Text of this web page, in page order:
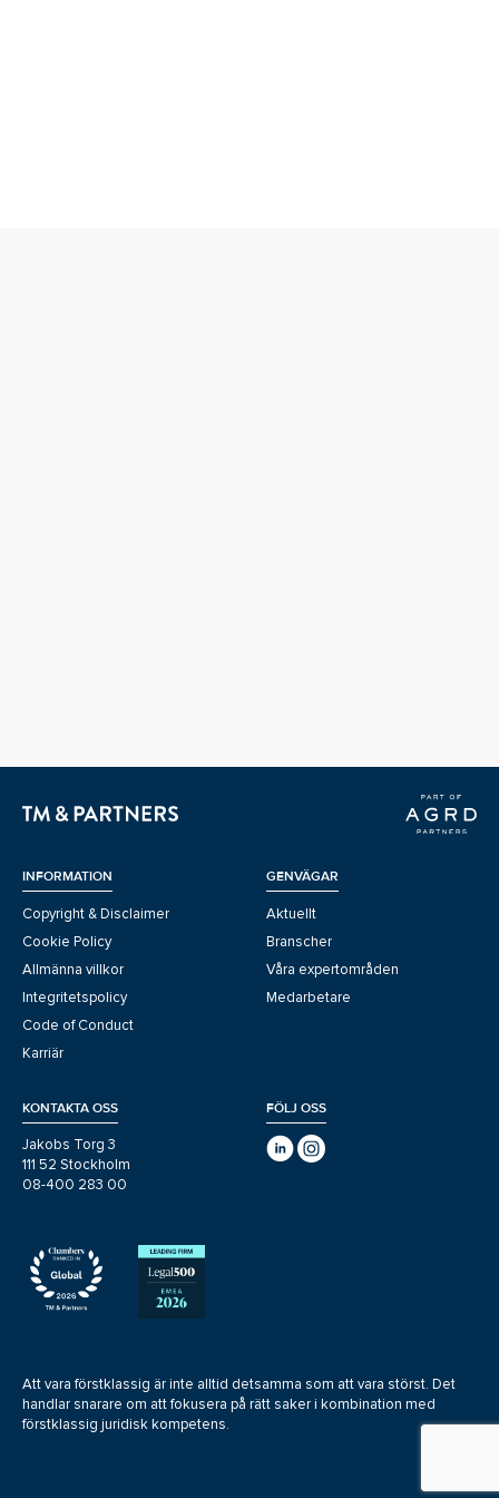
INFORMATION
Copyright & Disclaimer
Cookie Policy
Allmänna villkor
Integritetspolicy
Code of Conduct
Karriär
GENVÄGAR
Aktuellt
Branscher
Våra expertområden
Medarbetare
KONTAKTA OSS
Jakobs Torg 3
111 52 Stockholm
08-400 283 00
FÖLJ OSS
Att vara förstklassig är inte alltid detsamma som att vara störst. Det
handlar snarare om att fokusera på rätt saker i kombination med
förstklassig juridisk kompetens.